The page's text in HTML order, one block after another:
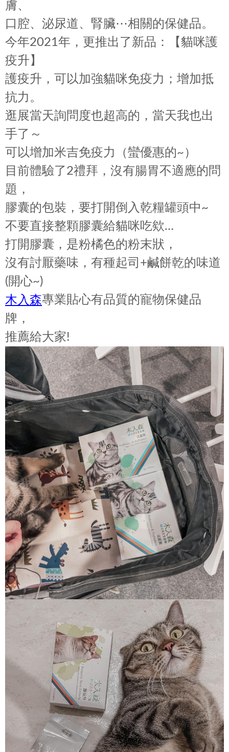
膚、
口腔、泌尿道、腎臟⋯相關的保健品。
今年2021年，更推出了新品：【貓咪護
疫升】
護疫升，可以加強貓咪免疫力；增加抵
抗力。
逛展當天詢問度也超高的，當天我也出
手了～
可以增加米吉免疫力（蠻優惠的~）
目前體驗了2禮拜，沒有腸胃不適應的問
題，
膠囊的包裝，要打開倒入乾糧罐頭中~
不要直接整顆膠囊給貓咪吃欸…
打開膠囊，是粉橘色的粉末狀，
沒有討厭藥味，有種起司+鹹餅乾的味道
(開心~)
木入森專業貼心有品質的寵物保健品
牌，
推薦給大家!